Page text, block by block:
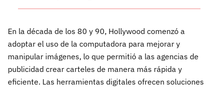
En la década de los 80 y 90, Hollywood comenzó a
adoptar el uso de la computadora para mejorar y
manipular imágenes, lo que permitió a las agencias de
publicidad crear carteles de manera más rápida y
eficiente. Las herramientas digitales ofrecen soluciones